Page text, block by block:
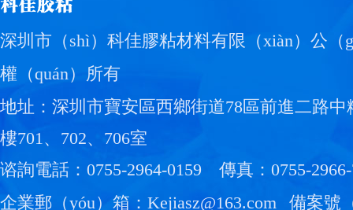
深圳市（shì）科佳膠粘材料有限（xiàn）公（
權（quán）所有
地址：深圳市寶安區西鄉街道78區前進二路中
樓701、702、706室
谘詢電話：0755-2964-0159
傳真：0755-
企業郵（yóu）箱：Kejiasz@163.com
備案號